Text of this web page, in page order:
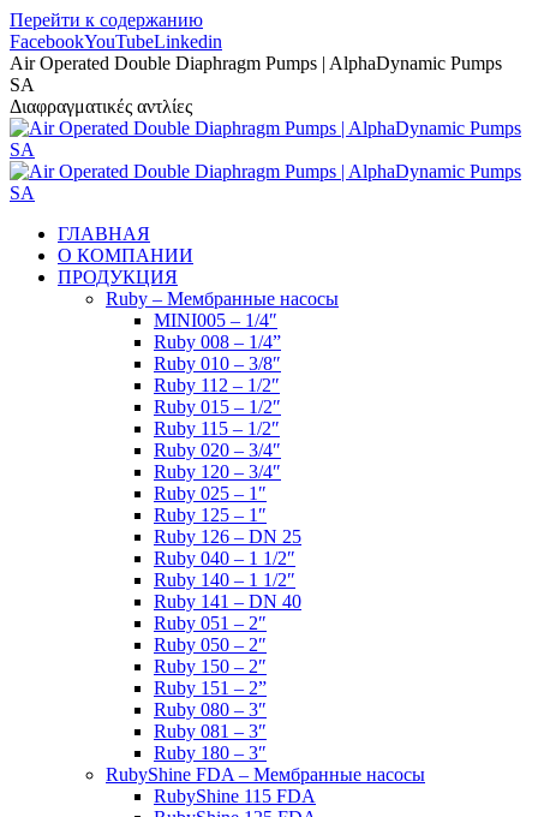
Перейти к содержанию
FacebookYouTubeLinkedin
Air Operated Double Diaphragm Pumps | AlphaDynamic Pumps
SA
Διαφραγματικές αντλίες
ГЛАВНАЯ
О КОМПАНИИ
ПРОДУКЦИЯ
Ruby – Мембранные насосы
MINI005 – 1/4″
Ruby 008 – 1/4”
Ruby 010 – 3/8″
Ruby 112 – 1/2″
Ruby 015 – 1/2″
Ruby 115 – 1/2″
Ruby 020 – 3/4″
Ruby 120 – 3/4″
Ruby 025 – 1″
Ruby 125 – 1″
Ruby 126 – DN 25
Ruby 040 – 1 1/2″
Ruby 140 – 1 1/2″
Ruby 141 – DN 40
Ruby 051 – 2″
Ruby 050 – 2″
Ruby 150 – 2″
Ruby 151 – 2”
Ruby 080 – 3″
Ruby 081 – 3″
Ruby 180 – 3″
RubyShine FDA – Мембранные насосы
RubyShine 115 FDA